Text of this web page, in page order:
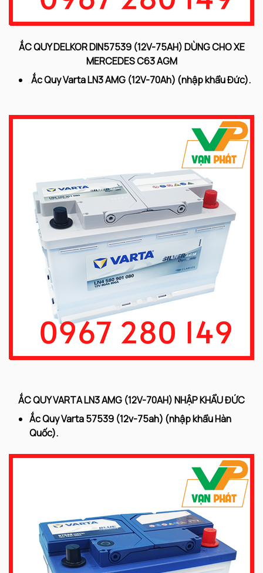
ẮC QUY DELKOR DIN57539 (12V-75AH) DÙNG CHO XE
MERCEDES C63 AGM
Ắc Quy Varta LN3 AMG (12V-70Ah) (nhập khẩu Đức).
ẮC QUY VARTA LN3 AMG (12V-70AH) NHẬP KHẨU ĐỨC
Ắc Quy Varta 57539 (12v-75ah) (nhập khẩu Hàn
Quốc).